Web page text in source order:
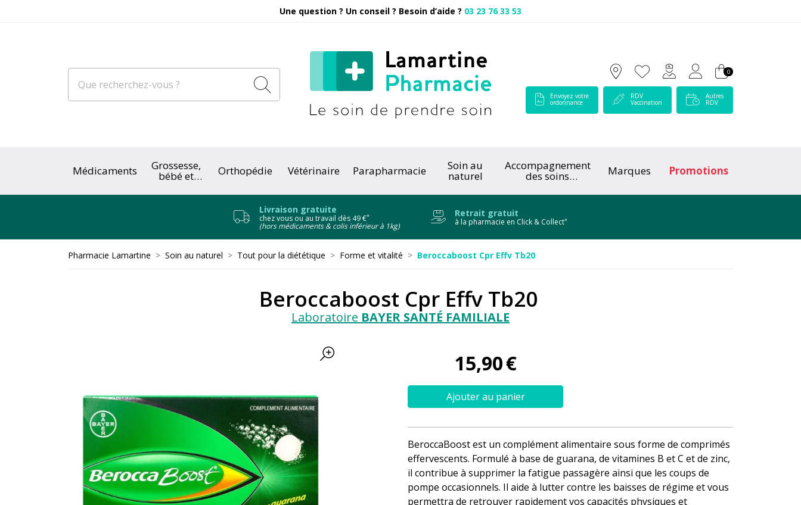
Une question ? Un conseil ? Besoin d’aide ? 03 23 76 33 53
0
Envoyez votre
ordonnance
RDV
Vaccination
Autres
RDV
Médicaments Grossesse,
bébé et Orthopédie Vétérinaire Parapharmacie Soin au
naturel
Accompagnement
des soins Marques Promotions
Livraison gratuite
chez vous ou au travail dès 49 €*
(hors médicaments & colis inférieur à 1kg)
Retrait gratuit
à la pharmacie en Click & Collect*
Pharmacie Lamartine Soin au naturel Tout pour la diététique Forme et vitalité Beroccaboost Cpr Effv Tb20
Beroccaboost Cpr Effv Tb20
Laboratoire BAYER SANTÉ FAMILIALE
15,90€
Ajouter au panier
BeroccaBoost est un complément alimentaire sous forme de comprimés
effervescents. Formulé à base de guarana, de vitamines B et C et de zinc,
il contribue à supprimer la fatigue passagère ainsi que les coups de
pompe occasionnels. Il aide à lutter contre les baisses de régime et vous
permettra de retrouver rapidement vos capacités physiques et